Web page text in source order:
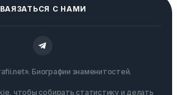
С НАМИ
Биографии знаменитостей.
чтобы собирать статистику и делать